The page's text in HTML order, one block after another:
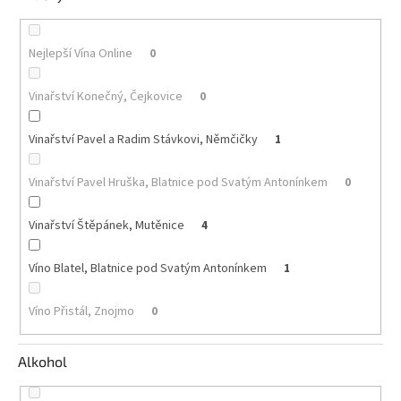
Akční
nabídka
Poslední
láhve
skladem
Cuvée
vína
Klarety
Vína
podle
jakosti
podle
cukru
Dárkové
Nejlepší Vína Online 0
Vinařství Konečný, Čejkovice 0
Vinařství Pavel a Radim Stávkovi, Němčičky 1
Vinařství Pavel Hruška, Blatnice pod Svatým Antonínkem 0
Vinařství Štěpánek, Mutěnice 4
Víno Blatel, Blatnice pod Svatým Antonínkem 1
Víno Přistál, Znojmo 0
Alkohol